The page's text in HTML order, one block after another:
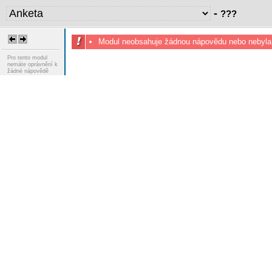
- ???
Pro tento modul
nemáte oprávnění k
žádné nápovědě
Modul neobsahuje žádnou nápovědu nebo